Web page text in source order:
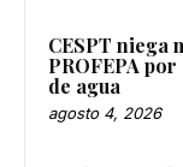
CESPT niega
PROFEPA
de agua
agosto 4, 2026